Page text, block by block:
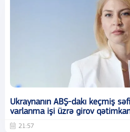
Ukraynanın ABŞ-dakı keçmiş
varlanma işi üzrə girov
21:57